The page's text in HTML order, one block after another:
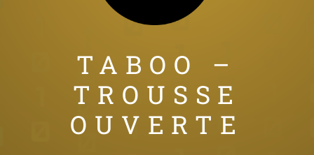
TABOO –
TROUSSE
OUVERTE